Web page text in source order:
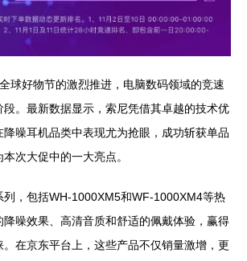
球好物节的激烈推进，电脑数码领域的竞速
。最新数据显示，索尼凭借其卓越的技术优
噪耳机品类中表现尤为抢眼，成功斩获单品
次大促中的一大亮点。
列，包括WH-1000XM5和WF-1000XM4等热
降噪效果、高清音质和舒适的佩戴体验，赢得
。在京东平台上，这些产品不仅销量激增，更